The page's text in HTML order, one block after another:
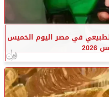
الطبيعي في مصر اليوم الخميس